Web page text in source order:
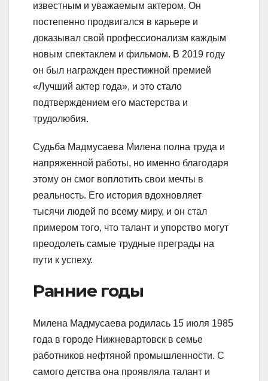
известным и уважаемым актером. Он
постепенно продвигался в карьере и
доказывал свой профессионализм каждым
новым спектаклем и фильмом. В 2019 году
он был награжден престижной премией
«Лучший актер года», и это стало
подтверждением его мастерства и
трудолюбия.
Судьба Мадмусаева Милена полна труда и
напряженной работы, но именно благодаря
этому он смог воплотить свои мечты в
реальность. Его история вдохновляет
тысячи людей по всему миру, и он стал
примером того, что талант и упорство могут
преодолеть самые трудные преграды на
пути к успеху.
Ранние годы
Милена Мадмусаева родилась 15 июля 1985
года в городе Нижневартовск в семье
работников нефтяной промышленности. С
самого детства она проявляла талант и